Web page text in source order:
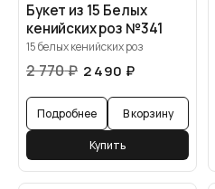
Букет из 15 Белых
кенийских роз №341
15 белых кенийских роз
2 770₽ 2 490 ₽
Подробнее В корзину
Купить